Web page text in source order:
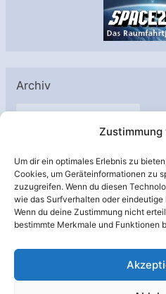
Um dir ein optimales Erlebnis zu
Cookies, um Geräteinformationen zu
zuzugreifen. Wenn du diesen
wie das Surfverhalten oder
Wenn du deine Zustimmung nicht
bestimmte Merkmale und Funktionen
Archiv
A
h
i
v
Unterstützt von: